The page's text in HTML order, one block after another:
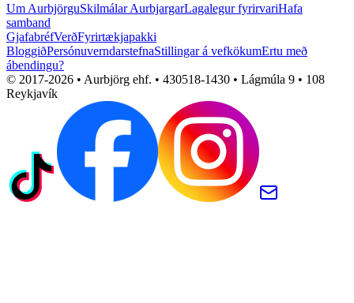
Um AurbjörguSkilmálar AurbjargarLagalegur fyrirvariHafa
samband
GjafabréfVerðFyrirtækjapakki
BloggiðPersónuverndarstefnaStillingar á vefkökumErtu með
ábendingu?
© 2017-2026 • Aurbjörg ehf. • 430518-1430 • Lágmúla 9 • 108
Reykjavík